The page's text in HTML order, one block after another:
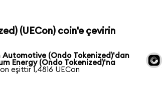
(UECon) coin'e çevirin
Automotive (Ondo Tokenized)'dan
Energy (Ondo Tokenized)'na
eşittir 1,4816 UECon